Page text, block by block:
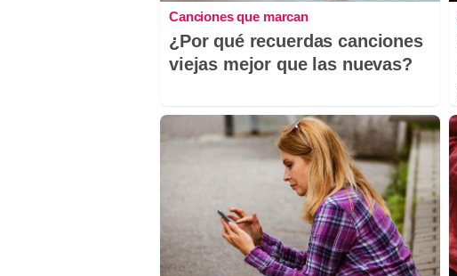
Canciones que marcan
¿Por qué recuerdas canciones
viejas mejor que las nuevas?